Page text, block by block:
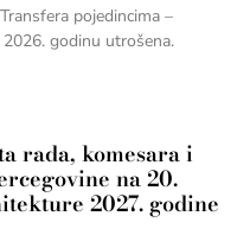
pojedincima –
godinu utrošena.
rada, komesara i
na 20.
2027. godine